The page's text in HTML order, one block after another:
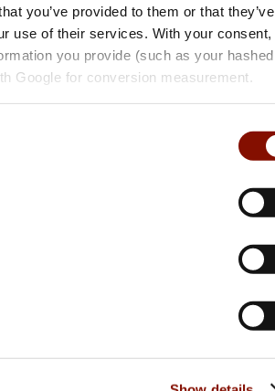
you’ve provided to them or that they’ve
use of their services. With your consent,
you provide (such as your hashed
Google for conversion measurement.